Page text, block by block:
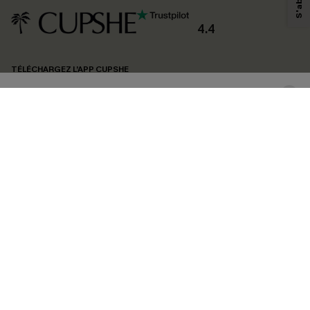
4.4
TÉLÉCHARGEZ L’APP CUPSHE
produits susceptibles de vous intéresser, conformément à notre
Politique de
confidentialité
. Vous pouvez vous désabonner à tout moment.